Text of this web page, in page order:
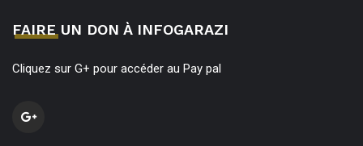
FAIRE UN DON À INFOGARAZI
Cliquez sur G+ pour accéder au Pay pal